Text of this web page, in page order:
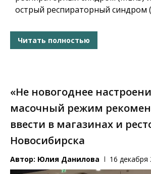
острый респираторный синдром
Читать полностью
«Не новогоднее
масочный режим
ввести в магазинах и
Новосибирска
Автор: Юлия Данилова 16 декабря